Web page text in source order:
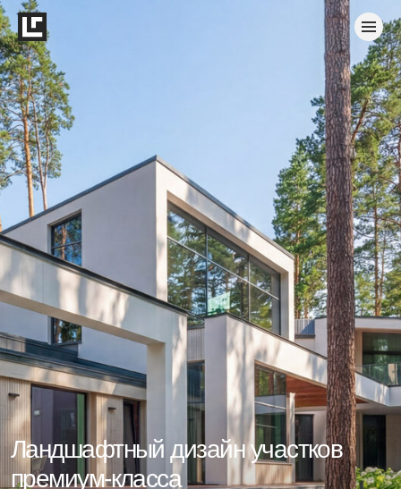
Ландшафтный дизайн участков
премиум-класса
Создаем исключительные пространства для
жизни с 1997 года